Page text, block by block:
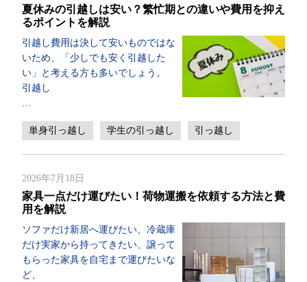
夏休みの引越しは安い？繁忙期との違いや費用を抑え
るポイントを解説
引越し費用は決して安いものではな
いため、「少しでも安く引越した
い」と考える方も多いでしょう。
引越し
単身引っ越し 学生の引っ越し 引っ越し
2026年7月18日
家具一点だけ運びたい！荷物運搬を依頼する方法と費
用を解説
ソファだけ新居へ運びたい、冷蔵庫
だけ実家から持ってきたい、譲って
もらった家具を自宅まで運びたいな
ど、